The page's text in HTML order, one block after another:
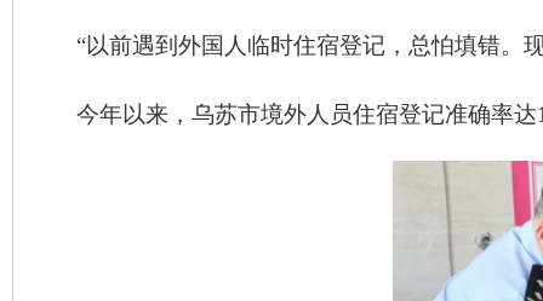
“以前遇到外国人临时住宿登记，总怕填错。
今年以来，乌苏市境外人员住宿登记准确率达